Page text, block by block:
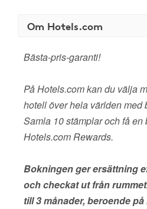
Om Hotels.com
Bästa-pris-garanti!
På Hotels.com kan du välja
hotell över hela världen med
Samla 10 stämplar och få en
Hotels.com Rewards.
Bokningen ger ersättning
och checkat ut från
till 3 månader, beroende